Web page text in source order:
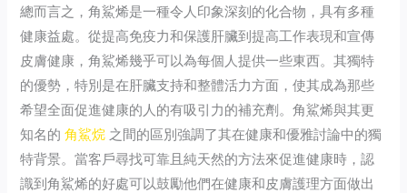
總而言之，角鯊烯是一種令人印象深刻的化合物，具有多種
健康益處。從提高免疫力和保護肝臟到提高工作表現和宣傳
皮膚健康，角鯊烯幾乎可以為每個人提供一些東西。其獨特
的優勢，特別是在肝臟支持和整體活力方面，使其成為那些
希望全面促進健康的人的有吸引力的補充劑。角鯊烯與其更
知名的角鯊烷 之間的區別強調了其在健康和優雅討論中的獨
特背景。當客戶尋找可靠且純天然的方法來促進健康時，認
識到角鯊烯的好處可以鼓勵他們在健康和皮膚護理方面做出